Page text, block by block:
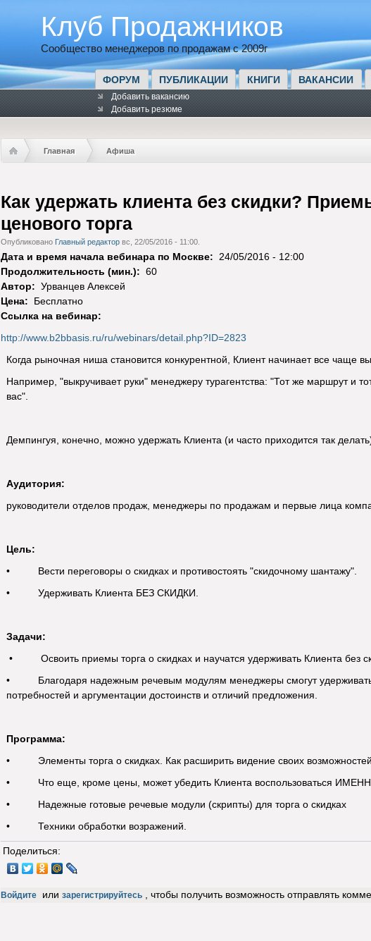
Клуб Продажников
Сообщество менеджеров по продажам с 2009г
ФОРУМ ПУБЛИКАЦИИ КНИГИ ВАКАНСИИ
Добавить вакансию
Добавить резюме
Главная Афиша
Как удержать клиента без скидки?
ценового торга
Опубликовано Главный редакторвс, 22/05/2016 - 11:00.
Дата и время начала вебинара по Москве: 24/05/2016 - 12:00
Продолжительность (мин.): 60
Автор: Урванцев Алексей
Цена:
Бесплатно
Ссылка на вебинар:
http://www.b2bbasis.ru/ru/webinars/detail.php?ID=2823
Когда рыночная ниша становится конкурентной, Клиент начинает все чаще
Например, "выкручивает руки" менеджеру турагентства: "Тот же маршрут и
вас".
Демпингуя, конечно, можно удержать Клиента (и часто приходится так
Аудитория:
руководители отделов продаж, менеджеры по продажам и первые лица
Цель:
• Вести переговоры о скидках и противостоять "скидочному шантажу".
• Удерживать Клиента БЕЗ СКИДКИ.
Задачи:
• Освоить приемы торга о скидках и научатся удерживать Клиента без
• Благодаря надежным речевым модулям менеджеры смогут удерживать
потребностей и аргументации достоинств и отличий предложения.
Программа:
• Элементы торга о скидках. Как расширить видение своих возможностей
• Что еще, кроме цены, может убедить Клиента воспользоваться
• Надежные готовые речевые модули (скрипты) для торга о скидках
• Техники обработки возражений.
Поделиться:
Войдите или зарегистрируйтесь , чтобы получить возможность отправлять